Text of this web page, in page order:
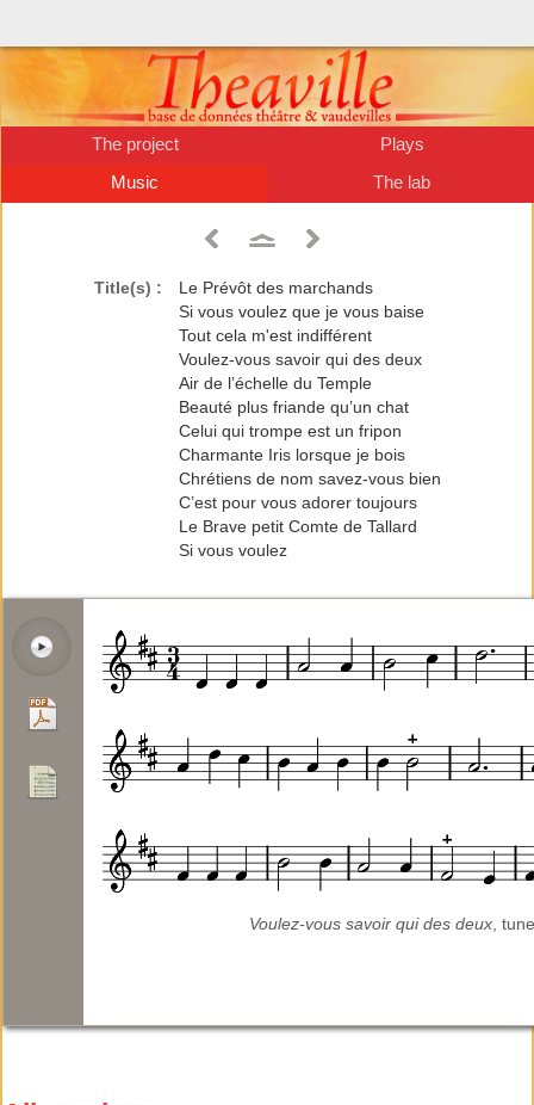
The project
Plays
Music
The lab
Title(s) :
Le Prévôt des marchands
Si vous voulez que je vous baise
Tout cela m'est indifférent
Voulez-vous savoir qui des deux
Air de l’échelle du Temple
Beauté plus friande qu’un chat
Celui qui trompe est un fripon
Charmante Iris lorsque je bois
Chrétiens de nom savez-vous bien
C’est pour vous adorer toujours
Le Brave petit Comte de Tallard
Si vous voulez
Voulez-vous savoir qui des deux,